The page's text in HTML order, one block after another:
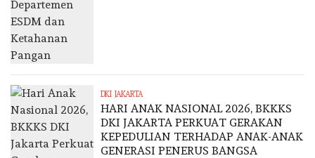
DKI JAKARTA
HARI ANAK NASIONAL 2026, BKKKS
DKI JAKARTA PERKUAT GERAKAN
KEPEDULIAN TERHADAP ANAK-ANAK
GENERASI PENERUS BANGSA